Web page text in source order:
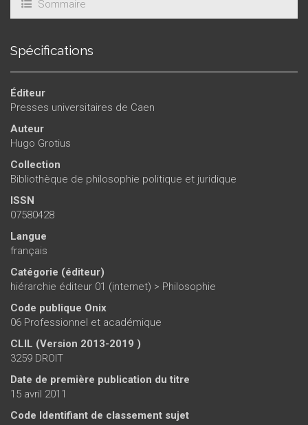
Sommaire
Spécifications
Éditeur
Presses universitaires de Caen
Auteur
Hugo Grotius
Collection
Bibliothèque de philosophie politique et juridique
ISSN
07580428
Langue
français
Catégorie (éditeur)
hiérarchie éditeur 01 (internet) > Philosophie
Code publique Onix
06 Professionnel et académique
CLIL (Version 2013-2019 )
3259 DROIT
Date de première publication du titre
15 avril 2011
Code Identifiant de classement sujet